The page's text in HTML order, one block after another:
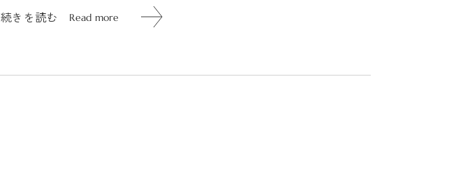
続きを読む Read more